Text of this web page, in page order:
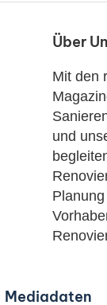
Über
Mit den
und
Mediadaten